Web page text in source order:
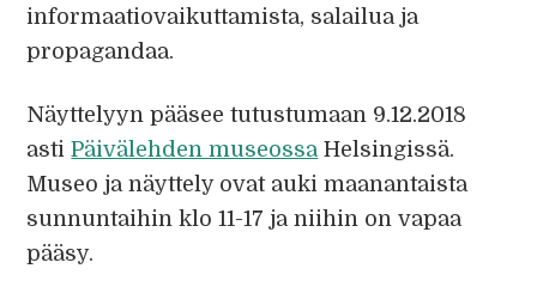
informaatiovaikuttamista, salailua ja
propagandaa.
Näyttelyyn pääsee tutustumaan 9.12.2018
astiPäivälehden museossaHelsingissä.
Museo ja näyttely ovat auki maanantaista
sunnuntaihin klo 11-17 ja niihin on vapaa
pääsy.